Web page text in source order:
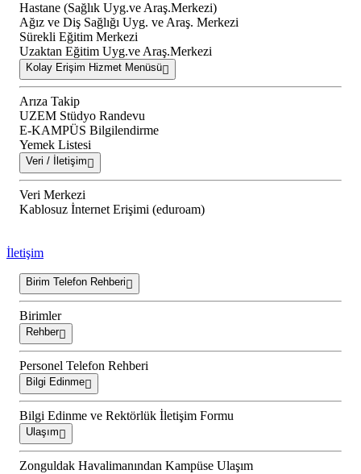
Hastane (Sağlık Uyg.ve Araş.Merkezi)
Ağız ve Diş Sağlığı Uyg. ve Araş. Merkezi
Sürekli Eğitim Merkezi
Uzaktan Eğitim Uyg.ve Araş.Merkezi
Kolay Erişim Hizmet Menüsü
Arıza Takip
UZEM Stüdyo Randevu
E-KAMPÜS Bilgilendirme
Yemek Listesi
Veri / İletişim
Veri Merkezi
Kablosuz İnternet Erişimi (eduroam)
İletişim
Birim Telefon Rehberi
Birimler
Rehber
Personel Telefon Rehberi
Bilgi Edinme
Bilgi Edinme ve Rektörlük İletişim Formu
Ulaşım
Zonguldak Havalimanından Kampüse Ulaşım